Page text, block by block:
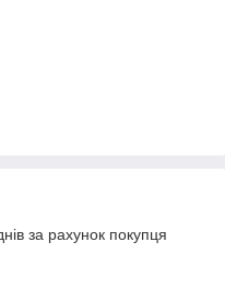
за рахунок покупця